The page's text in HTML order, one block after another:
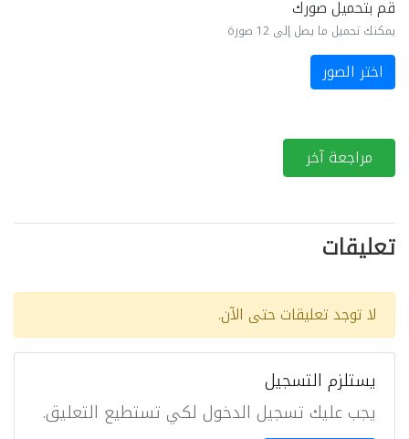
قم بتحميل صورك
يمكنك تحميل ما يصل إلى 12 صورة
اختر الصور
مراجعة آخر
تعليقات
لا توجد تعليقات حتى الآن.
يستلزم التسجيل
يجب عليك تسجيل الدخول لكي تستطيع التعليق.